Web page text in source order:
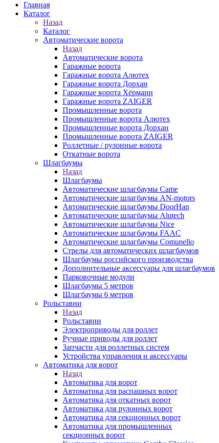
Главная
Каталог
Назад
Каталог
Автоматические ворота
Назад
Автоматические ворота
Гаражные ворота
Гаражные ворота Алютех
Гаражные ворота Дорхан
Гаражные ворота Хёрманн
Гаражные ворота ZAIGER
Промышленные ворота
Промышленные ворота Алютех
Промышленные ворота Дорхан
Промышленные ворота ZAIGER
Роллетные / рулонные ворота
Откатные ворота
Шлагбаумы
Назад
Шлагбаумы
Автоматические шлагбаумы Came
Автоматические шлагбаумы AN-motors
Автоматические шлагбаумы DoorHan
Автоматические шлагбаумы Alutech
Автоматические шлагбаумы Nice
Автоматические шлагбаумы FAAC
Автоматические шлагбаумы Comunello
Стрелы для автоматических шлагбаумов
Шлагбаумы российского производства
Дополнительные аксессуары для шлагбаумов
Парковочные модули
Шлагбаумы 5 метров
Шлагбаумы 6 метров
Рольставни
Назад
Рольставни
Электроприводы для роллет
Ручные приводы для роллет
Запчасти для роллетных систем
Устройства управления и аксессуары
Автоматика для ворот
Назад
Автоматика для ворот
Автоматика для распашных ворот
Автоматика для откатных ворот
Автоматика для рулонных ворот
Автоматика для секционных ворот
Автоматика для промышленных
секционных ворот